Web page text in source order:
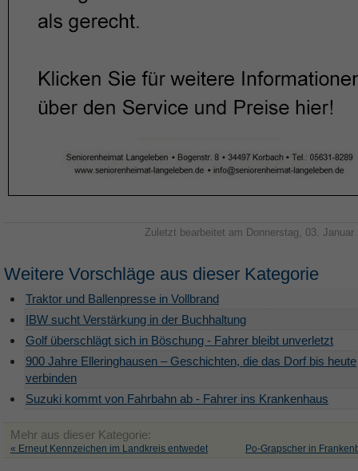
Zuletzt bearbeitet am Donnerstag, 03. Januar
Weitere Vorschläge aus dieser Kategorie
Traktor und Ballenpresse in Vollbrand
IBW sucht Verstärkung in der Buchhaltung
Golf überschlägt sich in Böschung - Fahrer bleibt unverletzt
900 Jahre Elleringhausen – Geschichten, die das Dorf bis heute
verbinden
Suzuki kommt von Fahrbahn ab - Fahrer ins Krankenhaus
Mehr aus dieser Kategorie:
« Erneut Kennzeichen im Landkreis entwedet Po-Grapscher in